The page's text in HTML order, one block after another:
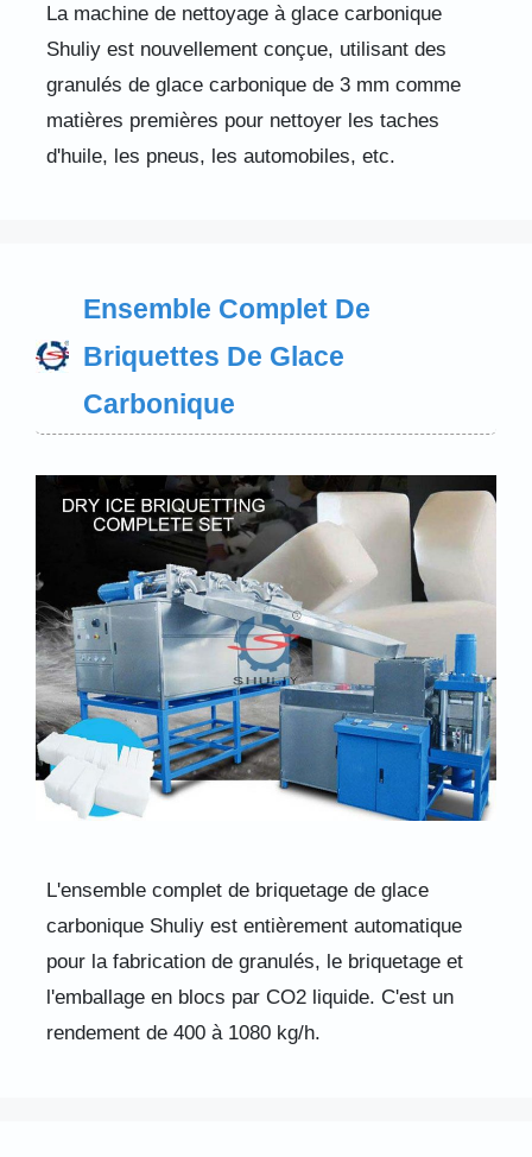
La machine de nettoyage à glace carbonique
Shuliy est nouvellement conçue, utilisant des
granulés de glace carbonique de 3 mm comme
matières premières pour nettoyer les taches
d'huile, les pneus, les automobiles, etc.
Ensemble Complet De
Briquettes De Glace
Carbonique
L'ensemble complet de briquetage de glace
carbonique Shuliy est entièrement automatique
pour la fabrication de granulés, le briquetage et
l'emballage en blocs par CO2 liquide. C'est un
rendement de 400 à 1080 kg/h.